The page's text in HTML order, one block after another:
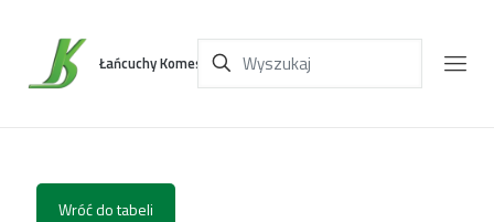
Łańcuchy Komes
Wróć do tabeli